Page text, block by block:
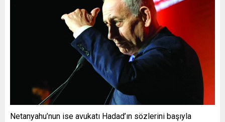
Netanyahu’nun ise avukatı Hadad’ın sözlerini başıyla